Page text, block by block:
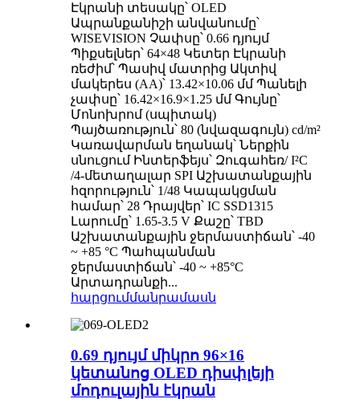
Էկրանի տեսակը՝ OLED
Ապրանքանիշի անվանումը՝
WISEVISION Չափսը՝ 0.66 դյույմ
Պիքսելներ՝ 64×48 Կետեր Էկրանի
ռեժիմ՝ Պասիվ մատրից Ակտիվ
մակերես (AA)՝ 13.42×10.06 մմ Պանելի
չափսը՝ 16.42×16.9×1.25 մմ Գույնը՝
Մոնոխրոմ (սպիտակ)
Պայծառություն՝ 80 (նվազագույն) cd/m²
Կառավարման եղանակ՝ Ներքին
սնուցում Ինտերֆեյս՝ Զուգահեռ/ I²C
/4-մետաղալար SPI Աշխատանքային
հզորություն՝ 1/48 Կապակցման
համար՝ 28 Դրայվեր՝ IC SSD1315
Լարումը՝ 1.65-3.5 V Քաշը՝ TBD
Աշխատանքային ջերմաստիճան՝ -40
~ +85 °C Պահպանման
ջերմաստիճան՝ -40 ~ +85°C
Արտադրանքի...
հարցումմանրամասն
0.69 դյույմ միկրո 96×16
կետանոց OLED դիսփլեյի
մոդուլային էկրան